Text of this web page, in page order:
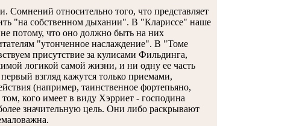
Сомнений относительно того, что представляет
"на собственном дыхании". В "Клариссе" наше
потому, что оно должно быть на них
"утонченное наслаждение". В "Томе
присутствие за кулисами Фильдинга,
логикой самой жизни, и ни одну ее часть
взгляд кажутся только приемами,
(например, таинственное фортепьяно,
кого имеет в виду Хэрриет - господина
значительную цель. Они либо раскрывают